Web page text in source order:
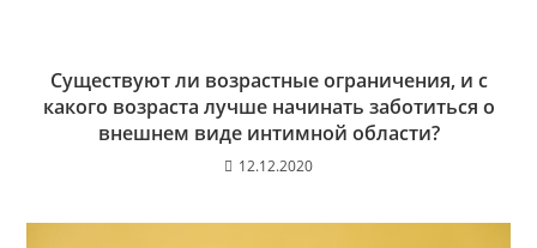
Существуют ли возрастные ограничения, и с
какого возраста лучше начинать заботиться о
внешнем виде интимной области?
12.12.2020